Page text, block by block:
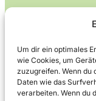
Um dir ein optimales
wie Cookies, um
zuzugreifen. Wenn du
Daten wie das
verarbeiten. Wenn du